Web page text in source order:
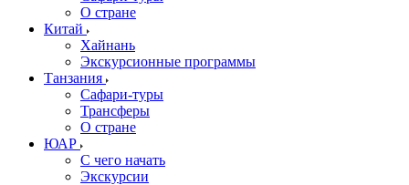
О стране
Китай
Хайнань
Экскурсионные программы
Танзания
Сафари-туры
Трансферы
О стране
ЮАР
С чего начать
Экскурсии